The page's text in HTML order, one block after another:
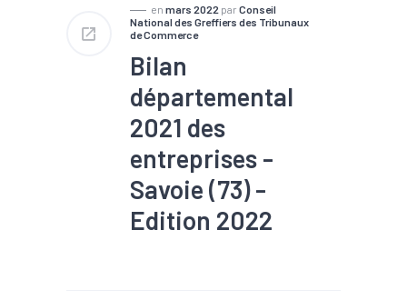
#Production
#Revenu
#RSA
#Santé financière
#Tendance économique
en mars 2022 par Conseil
National des Greffiers des Tribunaux
de Commerce
Bilan
départemental
2021 des
entreprises -
Savoie (73) -
Edition 2022